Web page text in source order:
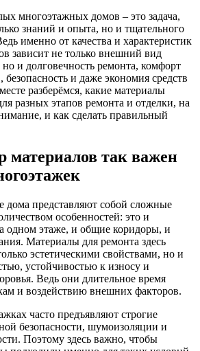
многоэтажных домов – это задача,
знаний и опыта, но и тщательного
именно от качества и характеристик
зависит не только внешний вид
и долговечность ремонта, комфорт
и даже экономия средств
разберёмся, какие материалы
разных этапов ремонта и отделки, на
и как сделать правильный
материалов так важен
представляют собой сложные
особенностей: это и
одном этаже, и общие коридоры, и
Материалы для ремонта здесь
эстетическими свойствами, но и
устойчивостью к износу и
Ведь они длительное время
и воздействию внешних факторов.
часто предъявляют строгие
безопасности, шумоизоляции и
Поэтому здесь важно, чтобы